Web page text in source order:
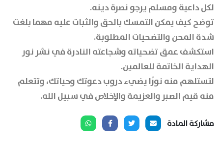
لكل داعية ومسلم يرجو نصرة دينه.
توضح كيف يمكن التمسك بالحق والثبات عليه مهما بلغت
شدة المحن والتضحيات المطلوبة.
استكشف عمق تضحياته وشجاعته النادرة في نشر نور
الهداية الخاتمة للعالمين.
لتستلهم منه نورًا يضيء دروب دعوتك وحياتك، وتتعلم
منه قيم الصبر والعزيمة والإخلاص في سبيل الله.
مشاركة المادة